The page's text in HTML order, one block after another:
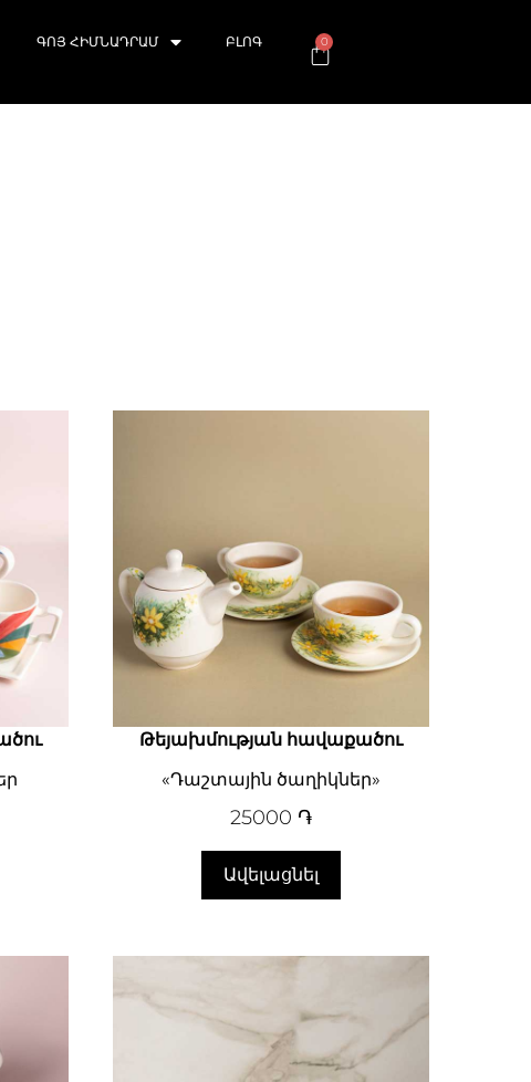
ԳՈՅ ՀԻՄՆԱԴՐԱՄ
ԲԼՈԳ
0
Թեյախմության հավաքածու
«Դաշտային ծաղիկներ»
25000 ֏
Ավելացնել